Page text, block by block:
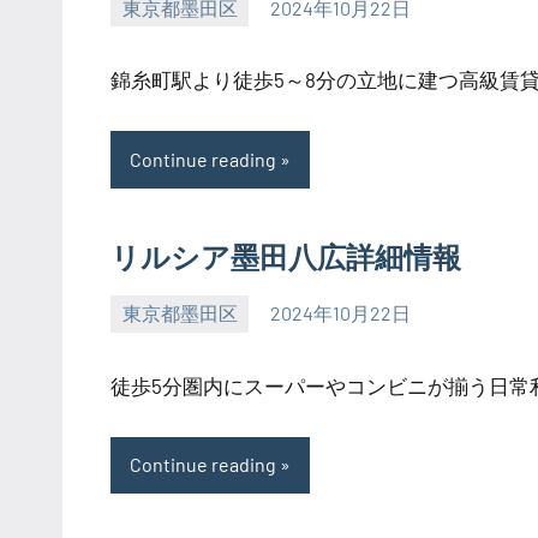
東京都墨田区 2024年10月22日
SEZIMO
錦糸町駅より徒歩5～8分の立地に建つ高級賃
Continue reading
リルシア墨田八広詳細情報
東京都墨田区 2024年10月22日
SEZIMO
徒歩5分圏内にスーパーやコンビニが揃う日
Continue reading